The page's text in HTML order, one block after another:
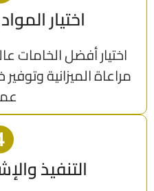
اختيار
اختيار أفضل الخامات
مراعاة الميزانية
التنفيذ